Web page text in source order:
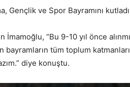
Gençlik ve Spor Bayramını
“Bu 9-10 yıl önce
tüm toplum
diye konuştu.